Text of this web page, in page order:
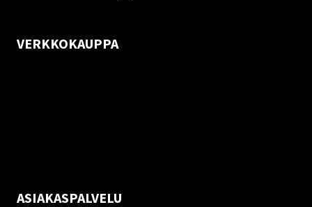
VERKKOKAUPPA
ASIAKASPALVELU